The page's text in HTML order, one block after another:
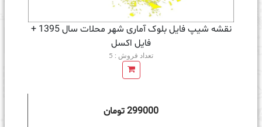
نقشه شیپ فایل بلوک آماری شهر محلات سال 1395 +
فايل اكسل
تعداد فروش : 5
299000 تومان